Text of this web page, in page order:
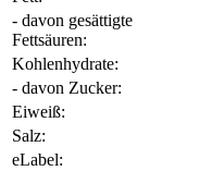
- davon gesättigte
Fettsäuren:
Kohlenhydrate:
- davon Zucker:
Eiweiß:
Salz:
eLabel: